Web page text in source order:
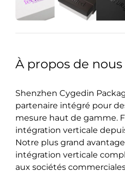
À propos de nous
Shenzhen Cygedin
partenaire intégré pour
mesure haut de gamme.
intégration verticale
Notre plus grand
intégration verticale
aux sociétés